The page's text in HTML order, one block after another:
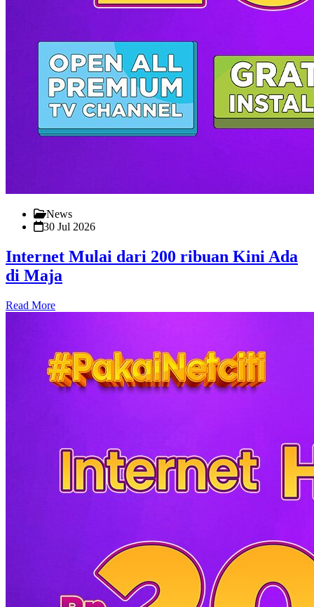
News
30 Jul 2026
Internet Mulai dari 200 ribuan Kini Ada
di Maja
Read More